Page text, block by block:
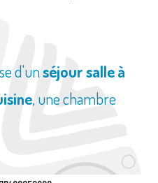
d'unséjour salle à
, une chambre